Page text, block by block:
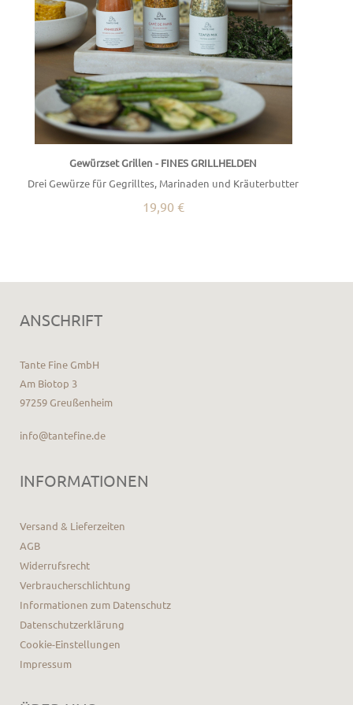
Gewürzset Grillen - FINES GRILLHELDEN
Drei Gewürze für Gegrilltes, Marinaden und Kräuterbutter
19,90 €
ANSCHRIFT
Tante Fine GmbH
Am Biotop 3
97259 Greußenheim
info@tantefine.de
INFORMATIONEN
Versand & Lieferzeiten
AGB
Widerrufsrecht
Verbraucherschlichtung
Informationen zum Datenschutz
Datenschutzerklärung
Cookie-Einstellungen
Impressum